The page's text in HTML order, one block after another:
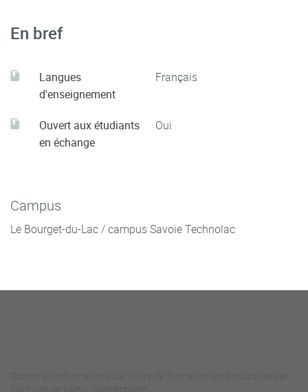
En bref
Langues
d'enseignement
Français
Ouvert aux étudiants
en échange
Oui
Campus
Le Bourget-du-Lac / campus Savoie Technolac
Toutes les informations sur l'offre de formation sont indicatives et
n'ont pas de valeur contractuelle.